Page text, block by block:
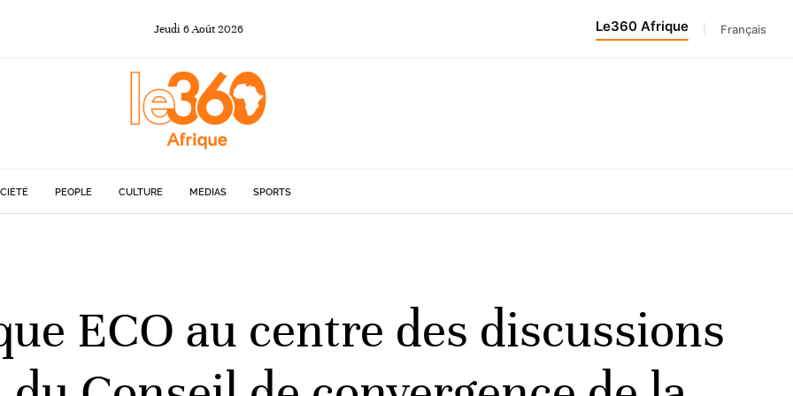
Jeudi 6Août 2026 Le360 Afrique Français
PEOPLE CULTURE MÉDIAS SPORTS
ECO au centre des discussions